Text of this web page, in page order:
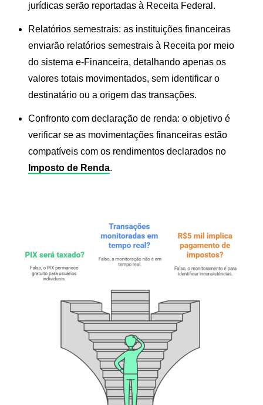
jurídicas serão reportadas à Receita Federal.
Relatórios semestrais: as instituições financeiras
enviarão relatórios semestrais à Receita por meio
do sistema e-Financeira, detalhando apenas os
valores totais movimentados, sem identificar o
destinatário ou a origem das transações.
Confronto com declaração de renda: o objetivo é
verificar se as movimentações financeiras estão
compatíveis com os rendimentos declarados no
Imposto de Renda.